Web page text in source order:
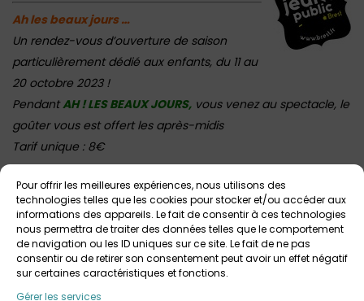
Pour offrir les meilleures expériences, nous utilisons des
technologies telles que les cookies pour stocker et/ou accéder aux
informations des appareils. Le fait de consentir à ces technologies
nous permettra de traiter des données telles que le comportement
de navigation ou les ID uniques sur ce site. Le fait de ne pas
consentir ou de retirer son consentement peut avoir un effet négatif
sur certaines caractéristiques et fonctions.
Gérer les services
Ah les beaux jours …
Un rendez-vous d’ouverture de saison
particulièrement dédié aux enfants, du 11 au
20 octobre 2023 !
PendantAH ! LES BEAUX JOURS, vous venez au spectacle, le
goûter vous est offert les après-midis
Tarif unique : 8€
Théâtre (sélection jeune public, ados, et familial/tout public)
Votre avis sur
Spectacle : Le Mensonge